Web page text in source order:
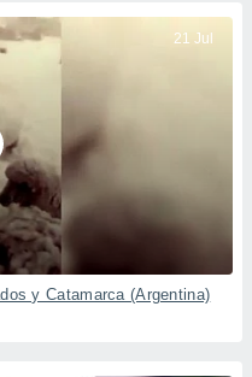
21 Jul
y Catamarca (Argentina)